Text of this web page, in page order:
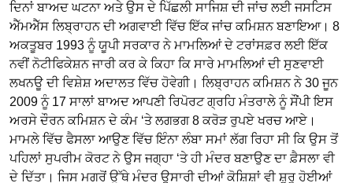
ਦਿਨਾਂ ਬਾਅਦ ਘਟਨਾ ਅਤੇ ਉਸ ਦੇ ਪਿੱਛਲੀ ਸਾਜਿਸ਼ ਦੀ ਜਾਂਚ ਲਈ ਜਸਟਿਸ
ਐੱਮਐੱਸ ਲਿਬ੍ਰਾਹਨ ਦੀ ਅਗਵਾਈ ਵਿੱਚ ਇੱਕ ਜਾਂਚ ਕਮਿਸ਼ਨ ਬਣਾਇਆ। 8
ਅਕਤੂਬਰ 1993 ਨੂੰ ਯੂਪੀ ਸਰਕਾਰ ਨੇ ਮਾਮਲਿਆਂ ਦੇ ਟਰਾਂਸਫ਼ਰ ਲਈ ਇੱਕ
ਨਵੀਂ ਨੋਟੀਫਿਕੇਸ਼ਨ ਜਾਰੀ ਕਰ ਕੇ ਕਿਹਾ ਕਿ ਸਾਰੇ ਮਾਮਲਿਆਂ ਦੀ ਸੁਣਵਾਈ
ਲਖਨਊ ਦੀ ਵਿਸ਼ੇਸ਼ ਅਦਾਲਤ ਵਿੱਚ ਹੋਵੇਗੀ। ਲਿਬ੍ਰਾਹਨ ਕਮਿਸ਼ਨ ਨੇ 30 ਜੂਨ
2009 ਨੂੰ 17 ਸਾਲਾਂ ਬਾਅਦ ਆਪਣੀ ਰਿਪੋਰਟ ਗ੍ਰਹਿ ਮੰਤਰਾਲੇ ਨੂੰ ਸੌਂਪੀ ਇਸ
ਅਰਸੇ ਦੌਰਨ ਕਮਿਸ਼ਨ ਦੇ ਕੰਮ ‘ਤੇ ਲਗਭਗ 8 ਕਰੋੜ ਰੁਪਏ ਖਰਚ ਆਏ।
ਮਾਮਲੇ ਵਿੱਚ ਫੈਸਲਾ ਆਉਣ ਵਿੱਚ ਇੰਨਾ ਲੰਬਾ ਸਮਾਂ ਲੱਗ ਰਿਹਾ ਸੀ ਕਿ ਉਸ ਤੋਂ
ਪਹਿਲਾਂ ਸੁਪਰੀਮ ਕੋਰਟ ਨੇ ਉਸ ਜਗ੍ਹਾ ‘ਤੇ ਹੀ ਮੰਦਰ ਬਣਾਉਣ ਦਾ ਫ਼ੈਸਲਾ ਵੀ
ਦੇ ਦਿੱਤਾ। ਜਿਸ ਮਗਰੋਂ ਉੱਥੇ ਮੰਦਰ ਉਸਾਰੀ ਦੀਆਂ ਕੋਸ਼ਿਸ਼ਾਂ ਵੀ ਸ਼ੁਰੂ ਹੋਈਆਂ